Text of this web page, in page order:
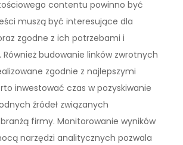
contentu powinno być
muszą być interesujące dla
zgodne z ich potrzebami i
budowanie linków zwrotnych
zgodnie z najlepszymi
inwestować czas w pozyskiwanie
źródeł związanych
firmy. Monitorowanie wyników
narzędzi analitycznych pozwala